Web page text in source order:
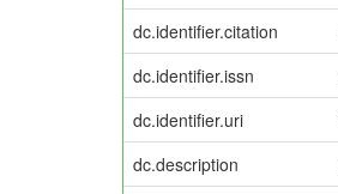
dc.identifier.citation
dc.identifier.issn
dc.identifier.uri
dc.description